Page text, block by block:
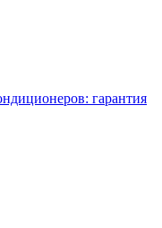
гарантия